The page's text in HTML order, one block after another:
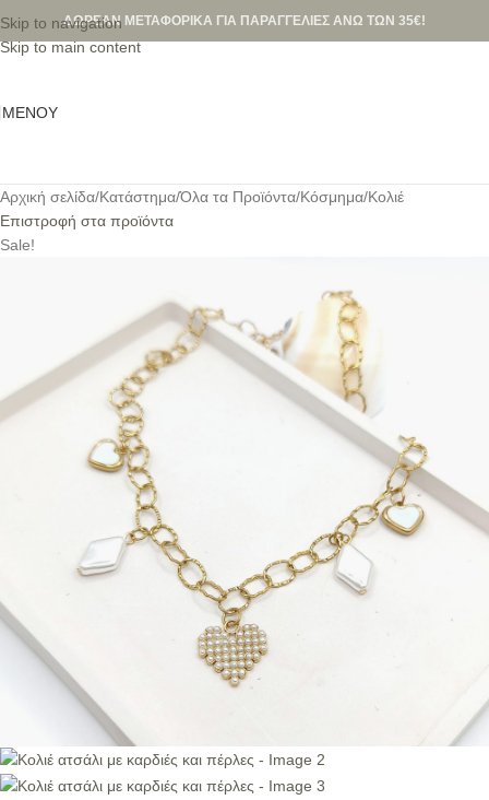
Skip to navigation
Skip to main content
ΔΩΡΕΑΝ ΜΕΤΑΦΟΡΙΚΑ ΓΙΑ ΠΑΡΑΓΓΕΛΙΕΣ ΑΝΩ ΤΩΝ 35€!
ΜΕΝΟΎ
Αρχική σελίδα/Κατάστημα/Όλα τα Προϊόντα/Κόσμημα/Κολιέ
Επιστροφή στα προϊόντα
Sale!